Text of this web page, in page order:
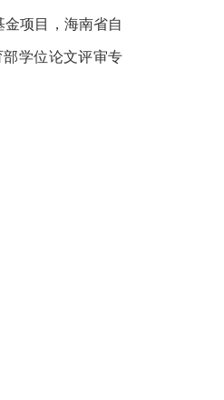
项目，海南省自
学位论文评审专